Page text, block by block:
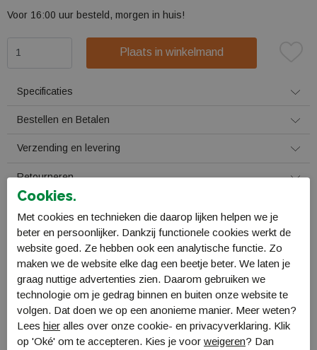
Voor 16:00 uur besteld, morgen in huis!
Plaats in winkelmand
Specificaties
Bestellen en Betalen
Verzending en levering
Retourneren
Gerelateerde producten
Cookies.
Met cookies en technieken die daarop lijken helpen we je
beter en persoonlijker. Dankzij functionele cookies werkt de
website goed. Ze hebben ook een analytische functie. Zo
maken we de website elke dag een beetje beter. We laten je
graag nuttige advertenties zien. Daarom gebruiken we
technologie om je gedrag binnen en buiten onze website te
volgen. Dat doen we op een anonieme manier. Meer weten?
Lees hier alles over onze cookie- en privacyverklaring. Klik
op 'Oké' om te accepteren. Kies je voor weigeren? Dan